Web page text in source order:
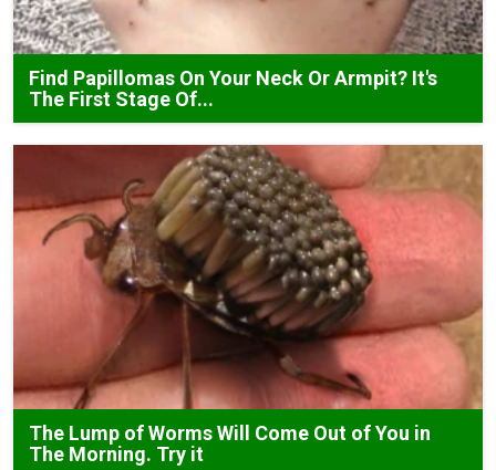
Find Papillomas On Your Neck Or Armpit? It's
The First Stage Of...
The Lump of Worms Will Come Out of You in
The Morning. Try it